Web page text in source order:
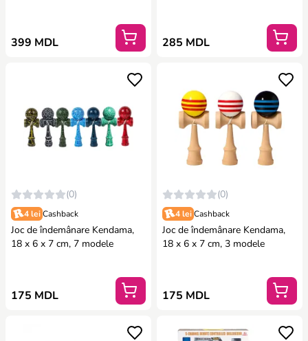
399 MDL 285 MDL
(0)
4 lei Cashback
Joc de îndemânare Kendama,
18 x 6 x 7 cm, 7 modele
175 MDL
(0)
4 lei Cashback
Joc de îndemânare Kendama,
18 x 6 x 7 cm, 3 modele
175 MDL